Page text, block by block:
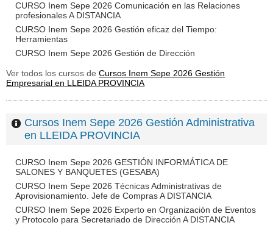
CURSO Inem Sepe 2026 Comunicación en las Relaciones
profesionales A DISTANCIA
CURSO Inem Sepe 2026 Gestión eficaz del Tiempo:
Herramientas
CURSO Inem Sepe 2026 Gestión de Dirección
Ver todos los cursos de Cursos Inem Sepe 2026 Gestión
Empresarial en LLEIDA PROVINCIA
Cursos Inem Sepe 2026 Gestión Administrativa
en LLEIDA PROVINCIA
CURSO Inem Sepe 2026 GESTIÓN INFORMÁTICA DE
SALONES Y BANQUETES (GESABA)
CURSO Inem Sepe 2026 Técnicas Administrativas de
Aprovisionamiento. Jefe de Compras A DISTANCIA
CURSO Inem Sepe 2026 Experto en Organización de Eventos
y Protocolo para Secretariado de Dirección A DISTANCIA